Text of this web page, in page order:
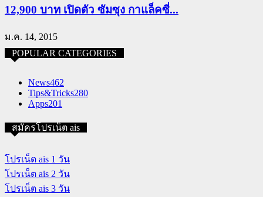
12,900 บาท เปิดตัว ซัมซุง กาแล็คซี่...
ม.ค. 14, 2015
POPULAR CATEGORIES
News462
Tips&Tricks280
Apps201
สมัครโปรเน็ต ais
โปรเน็ต ais 1 วัน
โปรเน็ต ais 2 วัน
โปรเน็ต ais 3 วัน